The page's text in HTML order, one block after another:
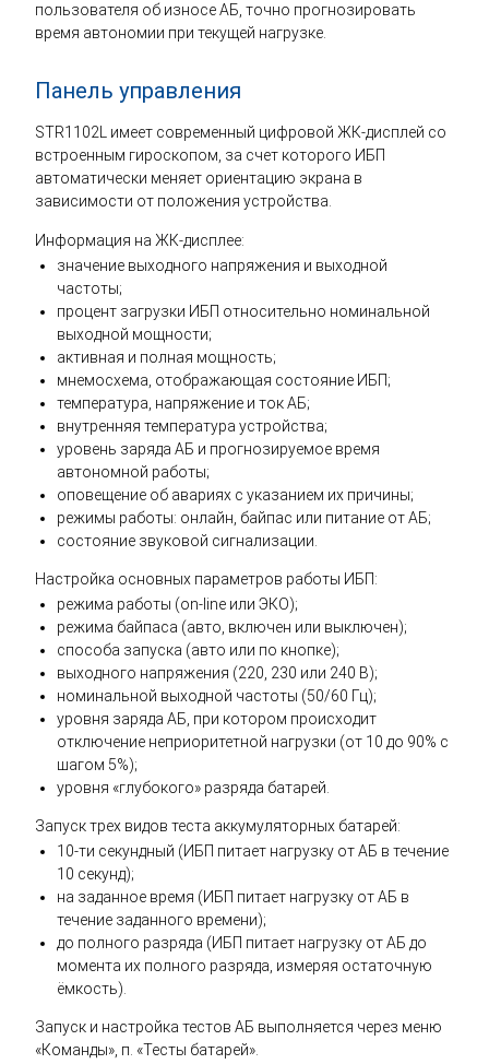
пользователя об износе АБ, точно прогнозировать
время автономии при текущей нагрузке.
Панель управления
STR1102L имеет современный цифровой ЖК-дисплей со
встроенным гироскопом, за счет которого ИБП
автоматически меняет ориентацию экрана в
зависимости от положения устройства.
Информация на ЖК-дисплее:
значение выходного напряжения и выходной
частоты;
процент загрузки ИБП относительно номинальной
выходной мощности;
активная и полная мощность;
мнемосхема, отображающая состояние ИБП;
температура, напряжение и ток АБ;
внутренняя температура устройства;
уровень заряда АБ и прогнозируемое время
автономной работы;
оповещение об авариях с указанием их причины;
режимы работы: онлайн, байпас или питание от АБ;
состояние звуковой сигнализации.
Настройка основных параметров работы ИБП:
режима работы (on-line или ЭКО);
режима байпаса (авто, включен или выключен);
способа запуска (авто или по кнопке);
выходного напряжения (220, 230 или 240 В);
номинальной выходной частоты (50/60 Гц);
уровня заряда АБ, при котором происходит
отключение неприоритетной нагрузки (от 10 до 90% с
шагом 5%);
уровня «глубокого» разряда батарей.
Запуск трех видов теста аккумуляторных батарей:
10-ти секундный (ИБП питает нагрузку от АБ в течение
10 секунд);
на заданное время (ИБП питает нагрузку от АБ в
течение заданного времени);
до полного разряда (ИБП питает нагрузку от АБ до
момента их полного разряда, измеряя остаточную
ёмкость).
Запуск и настройка тестов АБ выполняется через меню
«Команды», п. «Тесты батарей».